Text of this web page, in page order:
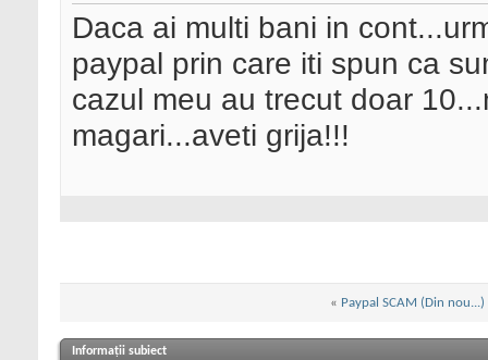
Daca ai multi bani in
paypal prin care iti spun ca
cazul meu au trecut doar
magari...aveti grija!!!
« Paypal SCAM (Din nou...)
Informații subiect